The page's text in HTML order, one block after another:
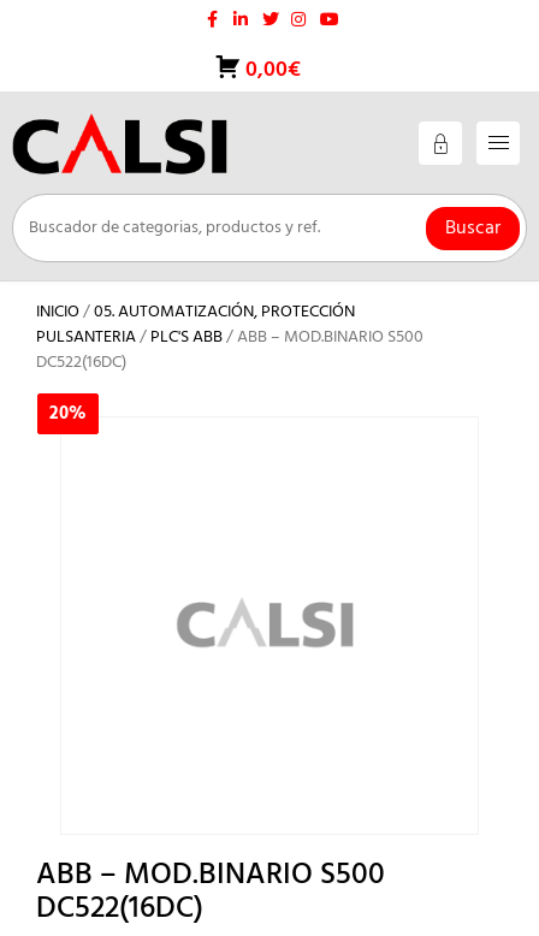
0,00€
Buscar
INICIO/05. AUTOMATIZACIÓN, PROTECCIÓN
PULSANTERIA/PLC'S ABB/ ABB – MOD.BINARIO S500
DC522(16DC)
20%
ABB – MOD.BINARIO S500
DC522(16DC)
20%